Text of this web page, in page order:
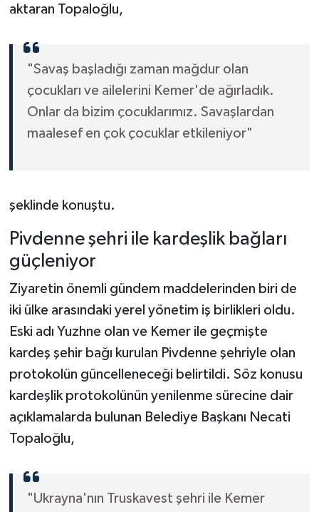
aktaran Topaloğlu,
"Savaş başladığı zaman mağdur olan
çocukları ve ailelerini Kemer'de ağırladık.
Onlar da bizim çocuklarımız. Savaşlardan
maalesef en çok çocuklar etkileniyor"
şeklinde konuştu.
Pivdenne şehri ile kardeşlik bağları
güçleniyor
Ziyaretin önemli gündem maddelerinden biri de
iki ülke arasındaki yerel yönetim iş birlikleri oldu.
Eski adı Yuzhne olan ve Kemer ile geçmişte
kardeş şehir bağı kurulan Pivdenne şehriyle olan
protokolün güncelleneceği belirtildi. Söz konusu
kardeşlik protokolünün yenilenme sürecine dair
açıklamalarda bulunan Belediye Başkanı Necati
Topaloğlu,
"Ukrayna'nın Truskavest şehri ile Kemer